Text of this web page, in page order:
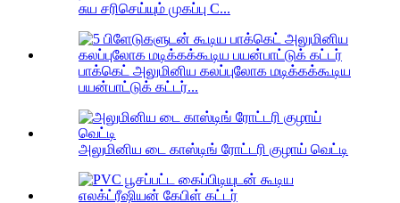
சுய சரிசெய்யும் முகப்பு C...
பாக்கெட் அலுமினிய கலப்புலோக மடிக்கக்கூடிய
பயன்பாட்டுக் கட்டர்...
அலுமினிய டை காஸ்டிங் ரோட்டரி குழாய் வெட்டி